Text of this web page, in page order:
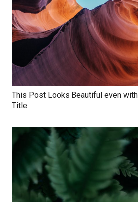
This Post Looks Beautiful even
Title